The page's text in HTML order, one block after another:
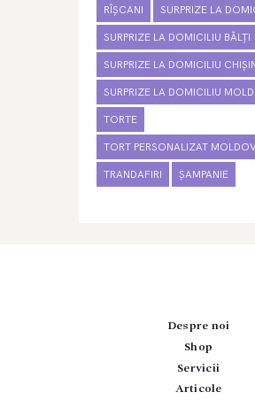
RÎȘCANI SURPRIZE LA
SURPRIZE LA DOMICILIU BĂLȚI
SURPRIZE LA DOMICILIU
SURPRIZE LA DOMICILIU
TORTE
TORT PERSONALIZAT
TRANDAFIRI ȘAMPANIE
Despre noi
Shop
Servicii
Articole